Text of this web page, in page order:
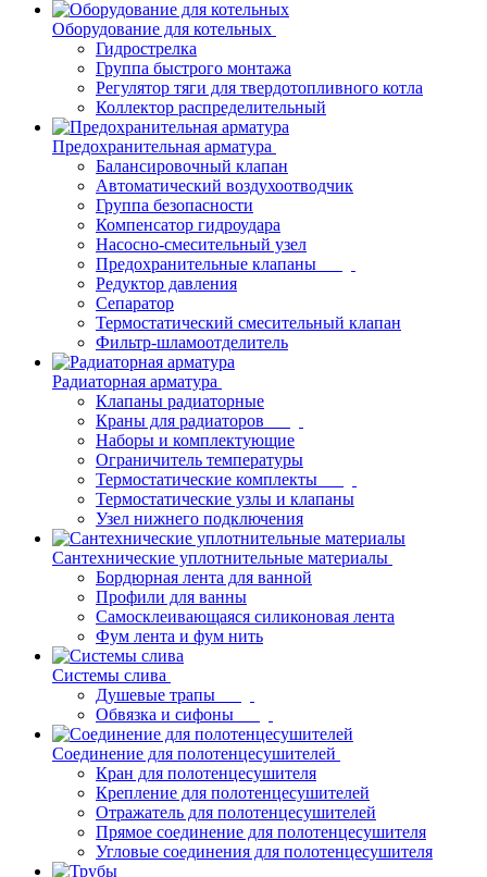
Оборудование для котельных
Гидрострелка
Группа быстрого монтажа
Регулятор тяги для твердотопливного котла
Коллектор распределительный
Предохранительная арматура
Балансировочный клапан
Автоматический воздухоотводчик
Группа безопасности
Компенсатор гидроудара
Насосно-смесительный узел
Предохранительные клапаны
Редуктор давления
Сепаратор
Термостатический смесительный клапан
Фильтр-шламоотделитель
Радиаторная арматура
Клапаны радиаторные
Краны для радиаторов
Наборы и комплектующие
Ограничитель температуры
Термостатические комплекты
Термостатические узлы и клапаны
Узел нижнего подключения
Сантехнические уплотнительные материалы
Бордюрная лента для ванной
Профили для ванны
Самосклеивающаяся силиконовая лента
Фум лента и фум нить
Системы слива
Душевые трапы
Обвязка и сифоны
Соединение для полотенцесушителей
Кран для полотенцесушителя
Крепление для полотенцесушителей
Отражатель для полотенцесушителей
Прямое соединение для полотенцесушителя
Угловые соединения для полотенцесушителя